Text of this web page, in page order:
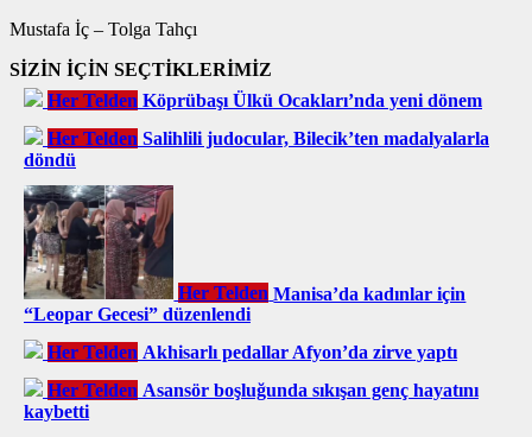
Mustafa İç – Tolga Tahçı
SİZİN İÇİN SEÇTİKLERİMİZ
Her Telden Köprübaşı Ülkü Ocakları’nda yeni dönem
Her Telden Salihlili judocular, Bilecik’ten madalyalarla
döndü
Her Telden Manisa’da kadınlar için
“Leopar Gecesi” düzenlendi
Her Telden Akhisarlı pedallar Afyon’da zirve yaptı
Her Telden Asansör boşluğunda sıkışan genç hayatını
kaybetti